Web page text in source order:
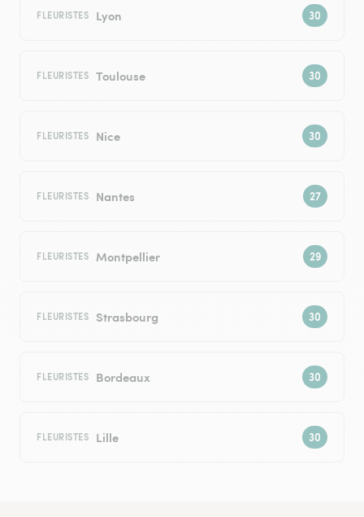
FLEURISTES Lyon
FLEURISTES Toulouse
FLEURISTES Nice
FLEURISTES Nantes
FLEURISTES Montpellier
FLEURISTES Strasbourg
FLEURISTES Bordeaux
FLEURISTES Lille